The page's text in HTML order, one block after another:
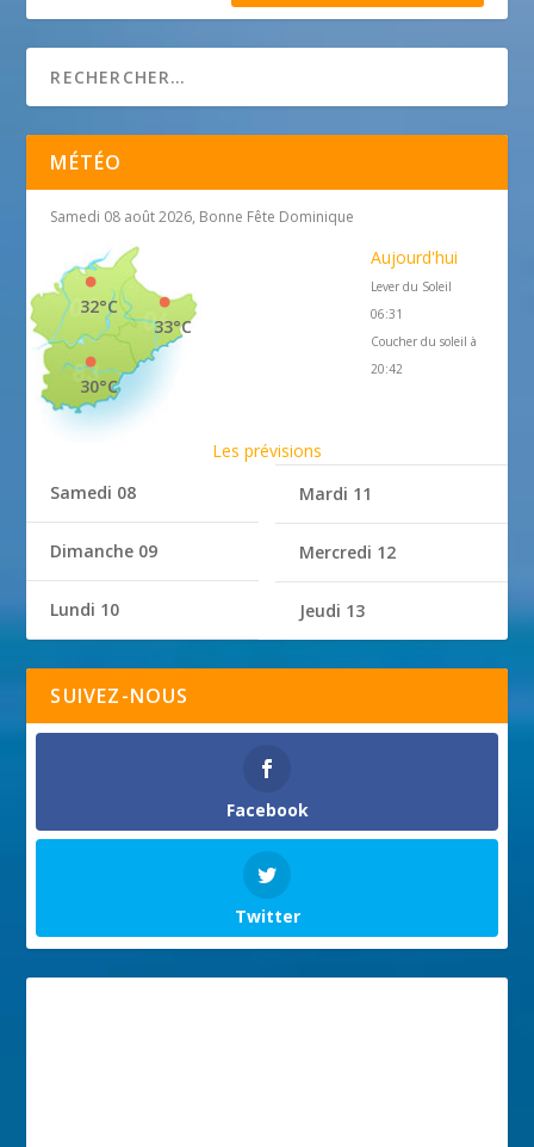
MÉTÉO
Samedi 08 août 2026, Bonne Fête Dominique
33°C
32°C
30°C
Aujourd'hui
Lever du Soleil
06:31
Coucher du soleil à
20:42
Les prévisions
Samedi 08
Dimanche 09
Lundi 10
Mardi 11
Mercredi 12
Jeudi 13
SUIVEZ-NOUS
Facebook
Twitter